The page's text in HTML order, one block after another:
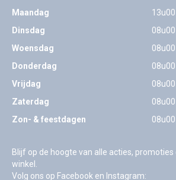
Maandag
Dinsdag
Woensdag
Donderdag
Vrijdag
Zaterdag
Zon- & feestdagen
Blijf op de hoogte van alle acties,
winkel.
Volg ons op Facebook en Instagram: